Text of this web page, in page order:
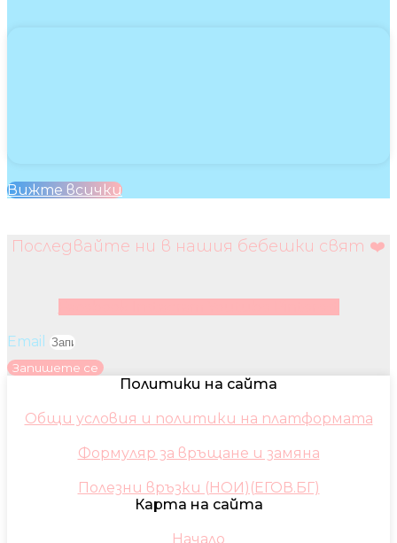
Вижте всички
Последвайте ни в нашия бебешки свят ❤️
Email
Запишете се
Политики на сайта
Общи условия и политики на платформата
Формуляр за връщане и замяна
Полезни връзки (НОИ)(ЕГОВ.БГ)
Карта на сайта
Начало